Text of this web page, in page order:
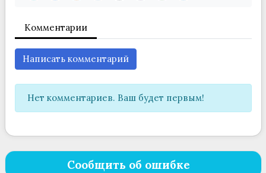
Комментарии
Написать комментарий
Нет комментариев. Ваш будет первым!
Сообщить об ошибке